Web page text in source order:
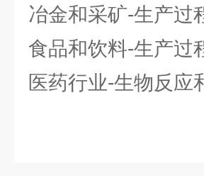
冶金和采矿-生产过
食品和饮料-生产过
医药行业-生物反应